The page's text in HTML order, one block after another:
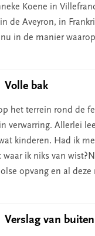
Koene in
de Aveyron, in
in de manier
Volle bak
het terrein rond de
verwarring. Allerlei
kinderen. Had ik
waar ik niks van
opvang en al
Verslag van